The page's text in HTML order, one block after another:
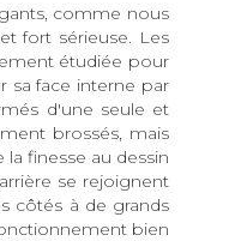
comme nous
fort sérieuse. Les
étudiée pour
sa face interne par
d'une seule et
brossés, mais
finesse au dessin
se rejoignent
côtés à de grands
bien